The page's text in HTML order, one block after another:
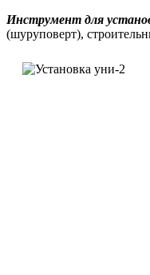
Инструмент для
(шуруповерт),